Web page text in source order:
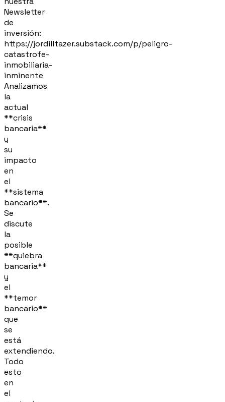
Newsletter
de
inversión:
https://jordilltazer.substack.com/p/peligro-
catastrofe-
inmobiliaria-
inminente
Analizamos
la
actual
**crisis
bancaria**
y
su
impacto
en
el
**sistema
bancario**.
Se
discute
la
posible
**quiebra
bancaria**
y
el
**temor
bancario**
que
se
está
extendiendo.
Todo
esto
en
el